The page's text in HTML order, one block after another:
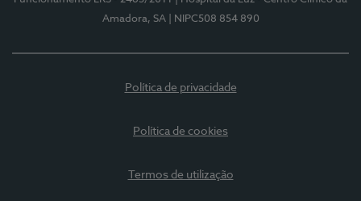
Amadora, SA
| NIPC508 854 890
Política de privacidade
Política de cookies
Termos de utilização